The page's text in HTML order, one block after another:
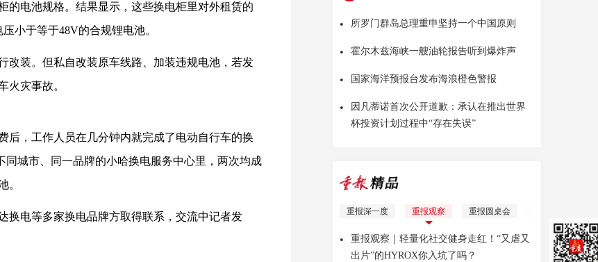
的电池规格。结果显示，这些换电柜里对外租赁的
小于等于48V的合规锂电池。
改装。但私自改装原车线路、加装违规电池，若发
火灾事故。
后，工作人员在几分钟内就完成了电动自行车的换
城市、同一品牌的小哈换电服务中心里， 两次均成
。
换电等多家换电品牌方取得联系，交流中记者发
• 所罗门群岛总理重申坚持一个中国原则
• 霍尔木兹海峡一艘油轮报告听到爆炸声
• 国家海洋预报台发布海浪橙色警报
•
因凡蒂诺首次公开道歉：承认在推出世界
杯投资计划过程中“存在失误”
重报深一度 重报观察 重报圆桌会
•
重报观察｜轻量化社交健身走红！“又虐又
出片”的HYROX你入坑了吗？